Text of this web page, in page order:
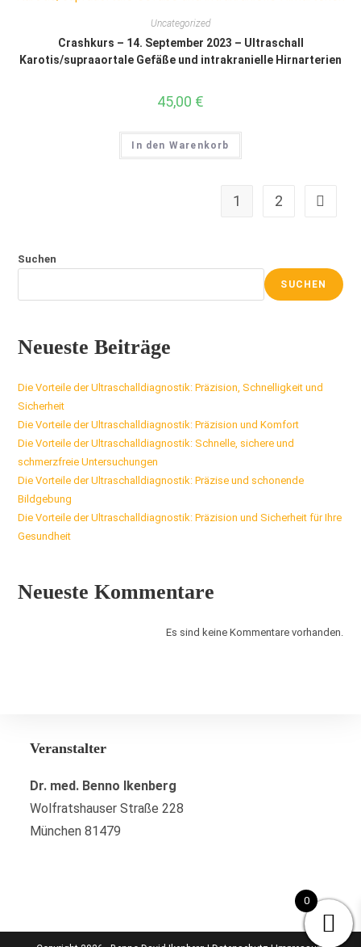
Uncategorized
Crashkurs – 14. September 2023 – Ultraschall
Karotis/supraaortale Gefäße und intrakranielle Hirnarterien
45,00 €
In den Warenkorb
1 2
Suchen
SUCHEN
Neueste Beiträge
Die Vorteile der Ultraschalldiagnostik: Präzision, Schnelligkeit und
Sicherheit
Die Vorteile der Ultraschalldiagnostik: Präzision und Komfort
Die Vorteile der Ultraschalldiagnostik: Schnelle, sichere und
schmerzfreie Untersuchungen
Die Vorteile der Ultraschalldiagnostik: Präzise und schonende
Bildgebung
Die Vorteile der Ultraschalldiagnostik: Präzision und Sicherheit für Ihre
Gesundheit
Neueste Kommentare
Es sind keine Kommentare vorhanden.
Veranstalter
Dr. med. Benno Ikenberg
Wolfratshauser Straße 228
München 81479
0